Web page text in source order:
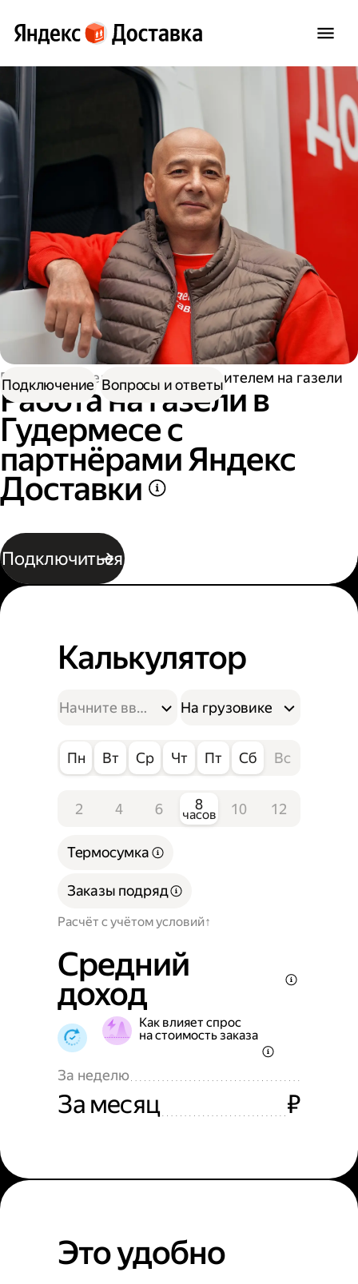
Работа водителем Работа водителем на газели
Работа на газели в
Гудермесе с
партнёрами Яндекс
Доставки
Подключиться
Подключение Вопросы и ответы
Калькулятор
На грузовике
Пн Вт Ср Чт Пт Сб Вс
2 4 6 8
часов 10 12
Расчёт с учётом условий
Термосумка
Заказы подряд
Средний
доход
Как влияет спрос
на стоимость заказа
За неделю
За месяц ₽
Это удобно